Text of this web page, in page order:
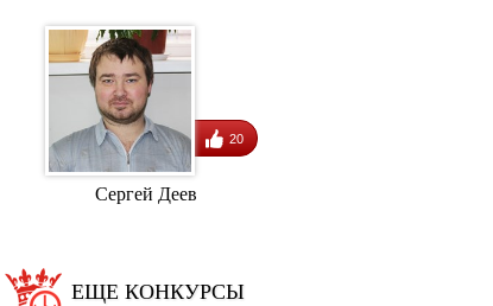
20
Сергей Деев
ЕЩЕ КОНКУРСЫ